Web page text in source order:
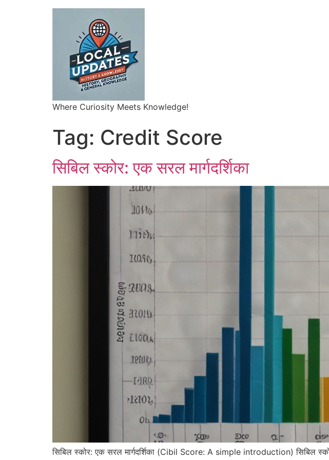
Where Curiosity Meets Knowledge!
Tag: Credit Score
सिबिल स्कोर: एक सरल मार्गदर्शिका
सिबिल स्कोर: एक सरल मार्गदर्शिका (Cibil Score: A simple introduction) सिबिल